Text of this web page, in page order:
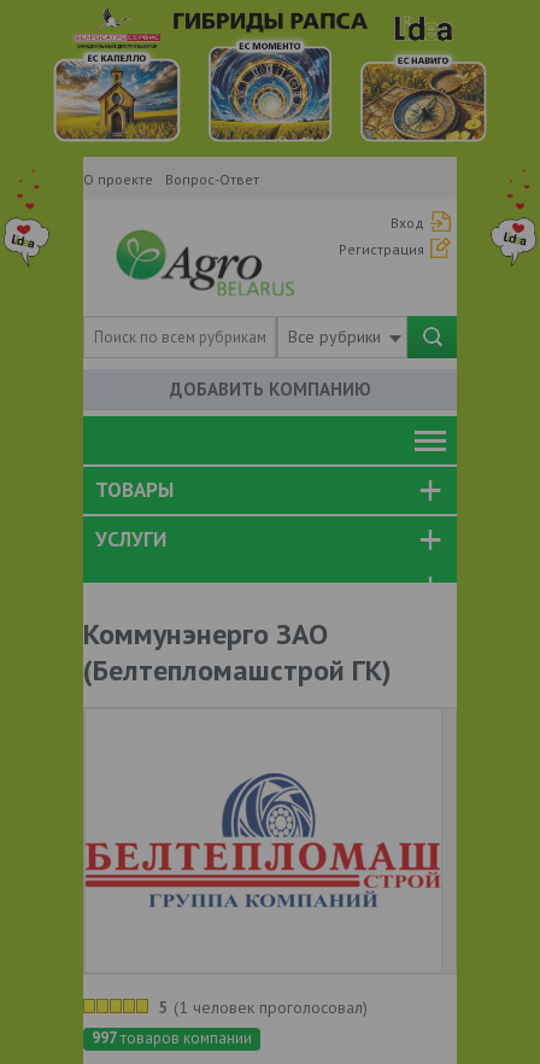
О проекте Вопрос-Ответ
Вход
Регистрация
Все рубрики
ДОБАВИТЬ КОМПАНИЮ
ТОВАРЫ
УСЛУГИ
Коммунэнерго ЗАО
(Белтепломашстрой ГК)
5 (1 человек проголосовал)
997товаров компании